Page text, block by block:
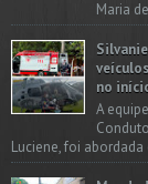
Maria
no
A
Luciene, foi abordada